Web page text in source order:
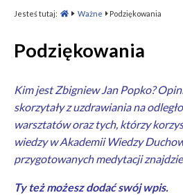
Jesteś tutaj: Ważne Podziękowania
Podziękowania
Kim jest Zbigniew Jan Popko?
skorzytały zuzdrawiania na
warsztatóworaz tych, którzy
wiedzy wAkademii Wiedzy
przygotowanychmedytacji
Ty też możesz dodać swój wpis.